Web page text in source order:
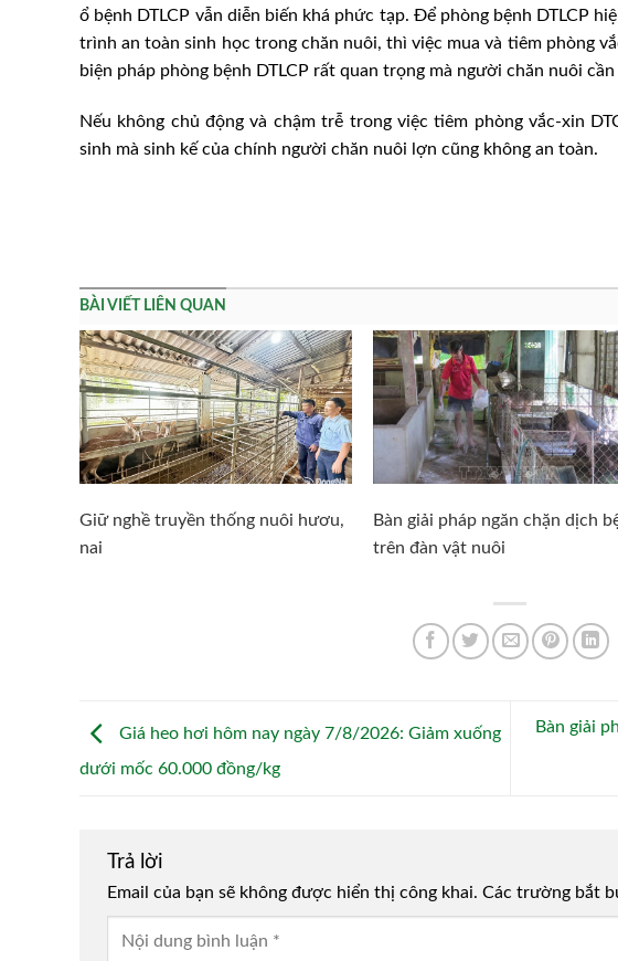
ổ bệnh DTLCP vẫn diễn biến khá phức tạp. Để phòng bệnh DTLCP
trình an toàn sinh học trong chăn nuôi, thì việc mua và tiêm phòng
biện pháp phòng bệnh DTLCP rất quan trọng mà người chăn nuôi
Nếu không chủ động và chậm trễ trong việc tiêm phòng vắc-xin
sinh mà sinh kế của chính người chăn nuôi lợn cũng không an toàn.
BÀI VIẾT LIÊN QUAN
Giữ nghề truyền thống nuôi hươu,
nai
Bàn giải pháp ngăn chặn dịch
trên đàn vật nuôi
Giá heo hơi hôm nay ngày 7/8/2026: Giảm xuống
dưới mốc 60.000 đồng/kg
Bàn giải
Trả lời
Email của bạn sẽ không được hiển thị công khai. Các trường bắt
Alternative: